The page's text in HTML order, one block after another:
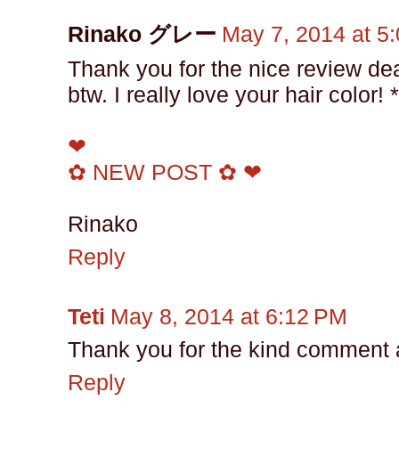
Rinako グレー May 7, 2014 at
Thank you for the nice review
btw. I really love your hair color!
❤
✿ NEW POST ✿ ❤
Rinako
Reply
Teti May 8, 2014 at 6:12 PM
Thank you for the kind
Reply